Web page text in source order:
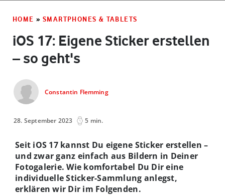
HOME » SMARTPHONES & TABLETS
iOS 17: Eigene Sticker erstellen
– so geht's
Constantin Flemming
28. September 2023 5 min.
Seit iOS 17 kannst Du eigene Sticker erstellen –
und zwar ganz einfach aus Bildern in Deiner
Fotogalerie. Wie komfortabel Du Dir eine
individuelle Sticker-Sammlung anlegst,
erklären wir Dir im Folgenden.